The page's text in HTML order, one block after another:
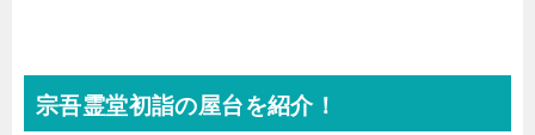
宗吾霊堂初詣の屋台を紹介！